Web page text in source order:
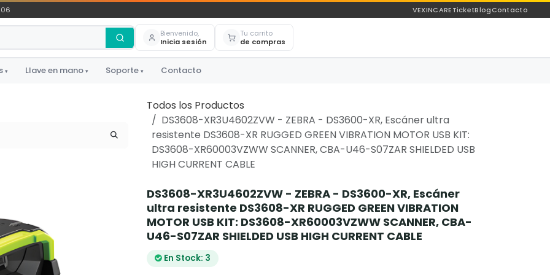
VEXINCARETicketBlogContacto
Bienvenido,
Inicia sesión
Tu carrito
de compras
▾ Llave en mano ▾ Soporte ▾ Contacto
Todos los Productos
DS3608-XR3U4602ZVW - ZEBRA - DS3600-XR, Escáner ultra
resistente DS3608-XR RUGGED GREEN VIBRATION MOTOR USB KIT:
DS3608-XR60003VZWW SCANNER, CBA-U46-S07ZAR SHIELDED USB
HIGH CURRENT CABLE
DS3608-XR3U4602ZVW - ZEBRA - DS3600-XR, Escáner
ultra resistente DS3608-XR RUGGED GREEN VIBRATION
MOTOR USB KIT: DS3608-XR60003VZWW SCANNER, CBA-
U46-S07ZAR SHIELDED USB HIGH CURRENT CABLE
En Stock: 3